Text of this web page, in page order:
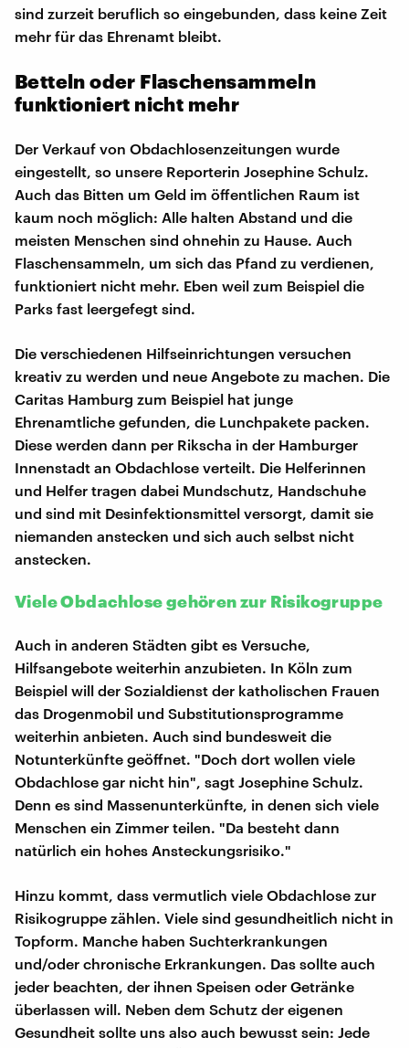
sind zurzeit beruflich so eingebunden, dass keine Zeit
mehr für das Ehrenamt bleibt.
Betteln oder Flaschensammeln
funktioniert nicht mehr
Der Verkauf von Obdachlosenzeitungen wurde
eingestellt, so unsere Reporterin Josephine Schulz.
Auch das Bitten um Geld im öffentlichen Raum ist
kaum noch möglich: Alle halten Abstand und die
meisten Menschen sind ohnehin zu Hause. Auch
Flaschensammeln, um sich das Pfand zu verdienen,
funktioniert nicht mehr. Eben weil zum Beispiel die
Parks fast leergefegt sind.
Die verschiedenen Hilfseinrichtungen versuchen
kreativ zu werden und neue Angebote zu machen. Die
Caritas Hamburg zum Beispiel hat junge
Ehrenamtliche gefunden, die Lunchpakete packen.
Diese werden dann per Rikscha in der Hamburger
Innenstadt an Obdachlose verteilt. Die Helferinnen
und Helfer tragen dabei Mundschutz, Handschuhe
und sind mit Desinfektionsmittel versorgt, damit sie
niemanden anstecken und sich auch selbst nicht
anstecken.
Viele Obdachlose gehören zur Risikogruppe
Auch in anderen Städten gibt es Versuche,
Hilfsangebote weiterhin anzubieten. In Köln zum
Beispiel will der Sozialdienst der katholischen Frauen
das Drogenmobil und Substitutionsprogramme
weiterhin anbieten. Auch sind bundesweit die
Notunterkünfte geöffnet. "Doch dort wollen viele
Obdachlose gar nicht hin", sagt Josephine Schulz.
Denn es sind Massenunterkünfte, in denen sich viele
Menschen ein Zimmer teilen. "Da besteht dann
natürlich ein hohes Ansteckungsrisiko."
Hinzu kommt, dass vermutlich viele Obdachlose zur
Risikogruppe zählen. Viele sind gesundheitlich nicht in
Topform. Manche haben Suchterkrankungen
und/oder chronische Erkrankungen. Das sollte auch
jeder beachten, der ihnen Speisen oder Getränke
überlassen will. Neben dem Schutz der eigenen
Gesundheit sollte uns also auch bewusst sein: Jede